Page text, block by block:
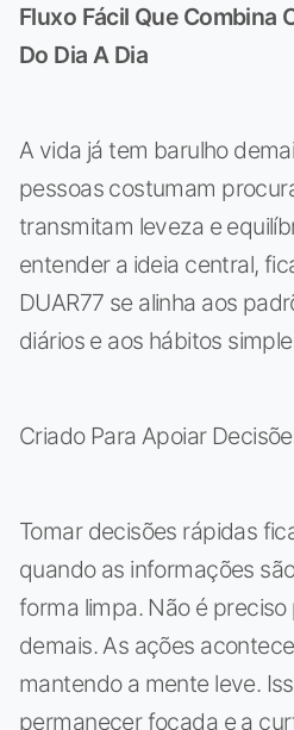
Fluxo Fácil Que Combina
Do Dia A Dia
A vida já tem barulho
pessoas costumam
transmitam leveza e
entender a ideia central,
DUAR77 se alinha aos
diários e aos hábitos
Criado Para Apoiar
Tomar decisões rápidas
quando as informações
forma limpa. Não é
demais. As ações
mantendo a mente leve.
permanecer focada e a